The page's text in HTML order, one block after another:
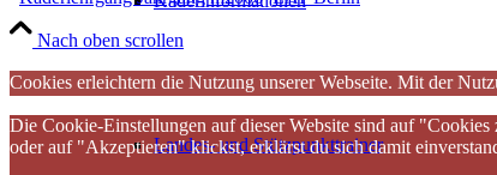
Landes- und Stützpunkttrainer
Nach oben scrollen
Cookies erleichtern die Nutzung unserer Webseite. Mit der
Die Cookie-Einstellungen auf dieser Website sind auf
oder auf "Akzeptieren" klickst, erklärst du sich damit